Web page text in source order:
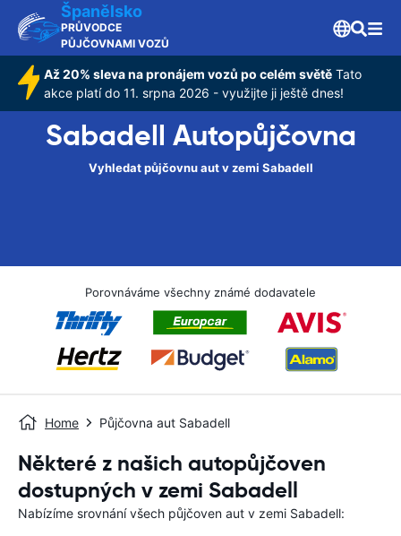
Španělsko
PRŮVODCE
PŮJČOVNAMI VOZŮ
Až 20% sleva na pronájem vozů po celém světě Tato
akce platí do 11. srpna 2026 - využijte ji ještě dnes!
Sabadell Autopůjčovna
Vyhledat půjčovnu aut v zemi Sabadell
Porovnáváme všechny známé dodavatele
Home Půjčovna aut Sabadell
Některé z našich autopůjčoven
dostupných v zemi Sabadell
Nabízíme srovnání všech půjčoven aut v zemi Sabadell: